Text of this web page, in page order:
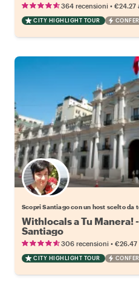
364 recensioni • €24.27
CITY HIGHLIGHT TOUR
Scegli il tuo local
Scopri Santiago con un host scelto da
Withlocals a Tu Manera!
Santiago
306 recensioni • €26.47
CITY HIGHLIGHT TOUR